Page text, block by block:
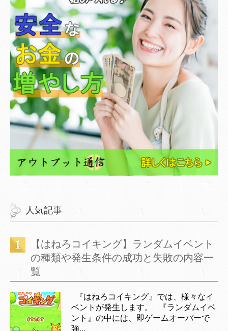
人気記事
【はねろコイキング】ランダムイベント
の種類や発生条件の成功と失敗の内容一
覧
『はねろコイキング』では、様々なイ
ベントが発生します。 『ランダムイベ
ント』の中には、即ゲームオーバーで
強...